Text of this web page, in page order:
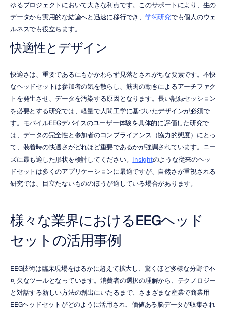
ゆるプロジェクトにおいて大きな利点です。このサポートにより、生の
データから実用的な結論へと迅速に移行でき、 学術研究でも個人のウェ
ルネスでも役立ちます。
快適性とデザイン
快適さは、重要であるにもかかわらず見落とされがちな要素です。不快
なヘッドセットは参加者の気を散らし、筋肉の動きによるアーチファク
トを発生させ、データを汚染する原因となります。長い記録セッション
を必要とする研究では、軽量で人間工学に基づいたデザインが必須で
す。モバイルEEGデバイスのユーザー体験を具体的に評価した研究で
は、データの完全性と参加者のコンプライアンス（協力的態度）にとっ
て、装着時の快適さがどれほど重要であるかが強調されています。ニー
ズに最も適した形状を検討してください。 Insightのような従来のヘッ
ドセットは多くのアプリケーションに最適ですが、自然さが重視される
研究では、目立たないもののほうが適している場合があります。
様々な業界におけるEEGヘッド
セットの活用事例
EEG技術は臨床現場をはるかに超えて拡大し、驚くほど多様な分野で不
可欠なツールとなっています。消費者の選択の理解から、テクノロジー
と対話する新しい方法の創出にいたるまで、さまざまな産業で商業用
EEGヘッドセットがどのように活用され、価値ある脳データが収集され